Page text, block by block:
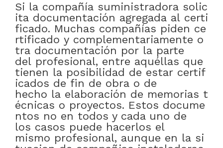
Si la compañía suministradora solic
ita documentación agregada al certi
ficado. Muchas compañías piden ce
rtificado y complementariamente o
tra documentación por la parte
del profesional, entre aquéllas que
tienen la posibilidad de estar certif
icados de fin de obra o de
hecho la elaboración de memorias t
écnicas o proyectos. Estos docume
ntos no en todos y cada uno de
los casos puede hacerlos el
mismo profesional, aunque en la si